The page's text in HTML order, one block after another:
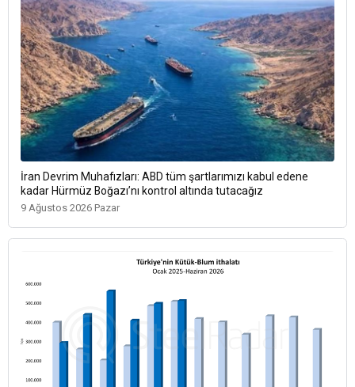
İran Devrim Muhafızları: ABD tüm şartlarımızı kabul edene
kadar Hürmüz Boğazı’nı kontrol altında tutacağız
9 Ağustos 2026 Pazar